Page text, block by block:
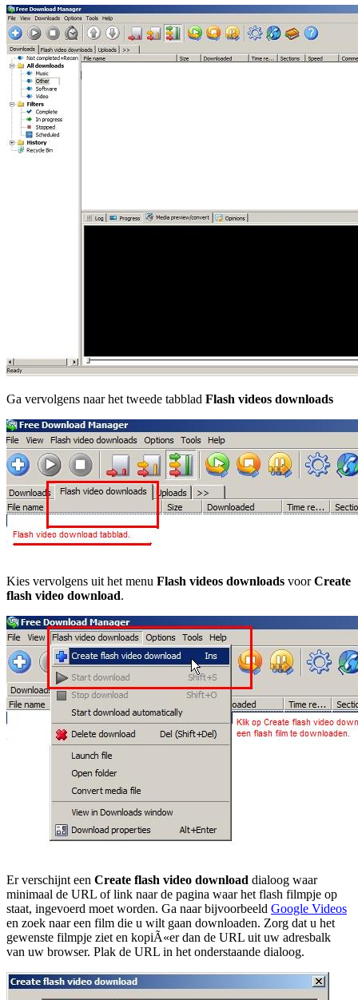
Ga vervolgens naar het tweede tabblad Flash videos downloads
Kies vervolgens uit het menu Flash videos downloads voorCreate
flash video download.
Er verschijnt een Create flash video download dialoog waar
minimaal de URL of link naar de pagina waar het flash filmpje op
staat, ingevoerd moet worden. Ga naar bijvoorbeeld Google Videos
en zoek naar een film die u wilt gaan downloaden. Zorg dat u het
gewenste filmpje ziet en kopiÃ«er dan de URL uit uw adresbalk
van uw browser. Plak de URL in het onderstaande dialoog.